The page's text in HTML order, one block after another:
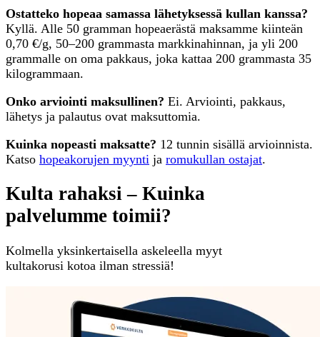
Ostatteko hopeaa samassa lähetyksessä kullan kanssa?
Kyllä. Alle 50 gramman hopeaerästä maksamme kiinteän
0,70 €/g, 50–200 grammasta markkinahinnan, ja yli 200
grammalle on oma pakkaus, joka kattaa 200 grammasta 35
kilogrammaan.
Onko arviointi maksullinen? Ei. Arviointi, pakkaus,
lähetys ja palautus ovat maksuttomia.
Kuinka nopeasti maksatte? 12 tunnin sisällä arvioinnista.
Katso hopeakorujen myynti ja romukullan ostajat.
Kulta rahaksi – Kuinka
palvelumme toimii?
Kolmella yksinkertaisella askeleella myyt
kultakorusi kotoa ilman stressiä!